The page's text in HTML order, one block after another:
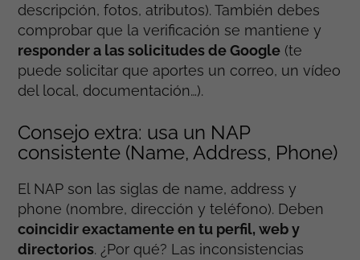
descripción, fotos, atributos). También debes
comprobar que la verificación se mantiene y
responder a las solicitudes de Google (te
puede solicitar que aportes un correo, un vídeo
del local, documentación…).
Consejo extra: usa un NAP
consistente (Name, Address, Phone)
El NAP son las siglas de name, address y
phone (nombre, dirección y teléfono). Deben
coincidir exactamente en tu perfil, web y
directorios. ¿Por qué? Las inconsistencias